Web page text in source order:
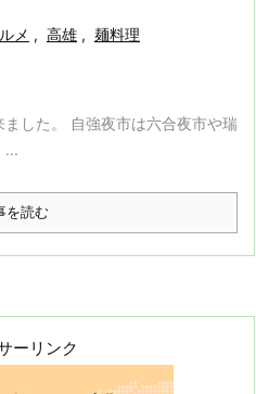
メ , 高雄 , 麺料理
した。 自強夜市は六合夜市や瑞
...
を読む
ーリンク